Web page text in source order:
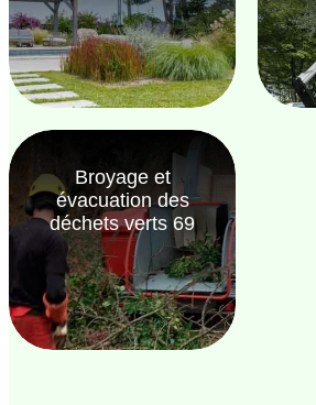
Broyage et
évacuation des
déchets verts 69